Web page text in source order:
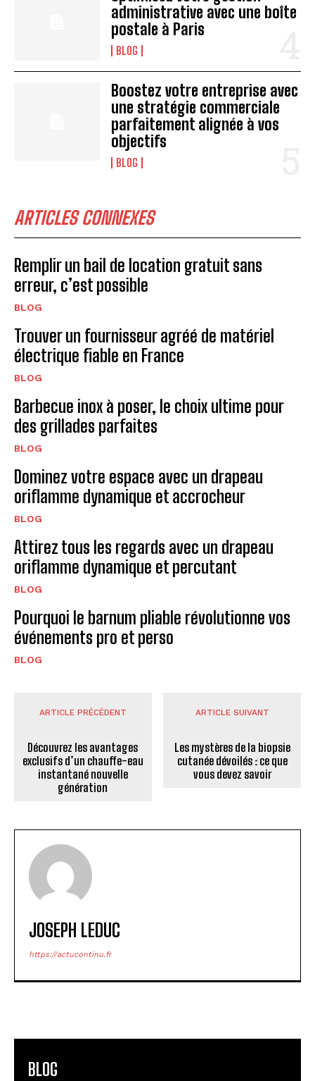
administrative avec une boîte
postale à Paris
BLOG
Boostez votre entreprise avec
une stratégie commerciale
parfaitement alignée à vos
objectifs
BLOG
ARTICLES CONNEXES
Remplir un bail de location gratuit sans
erreur, c’est possible
BLOG
Trouver un fournisseur agréé de matériel
électrique fiable en France
BLOG
Barbecue inox à poser, le choix ultime pour
des grillades parfaites
BLOG
Dominez votre espace avec un drapeau
oriflamme dynamique et accrocheur
BLOG
Attirez tous les regards avec un drapeau
oriflamme dynamique et percutant
BLOG
Pourquoi le barnum pliable révolutionne vos
événements pro et perso
BLOG
ARTICLE PRÉCÉDENT
Découvrez les avantages
exclusifs d’un chauffe-eau
instantané nouvelle
génération
ARTICLE SUIVANT
Les mystères de la biopsie
cutanée dévoilés : ce que
vous devez savoir
JOSEPH LEDUC
https://actucontinu.fr
BLOG